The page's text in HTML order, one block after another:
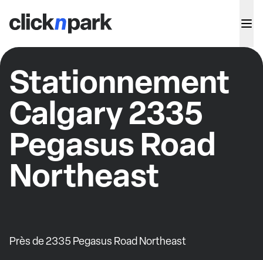
Stationnement
Calgary 2335
Pegasus Road
Northeast
Près de 2335 Pegasus Road Northeast